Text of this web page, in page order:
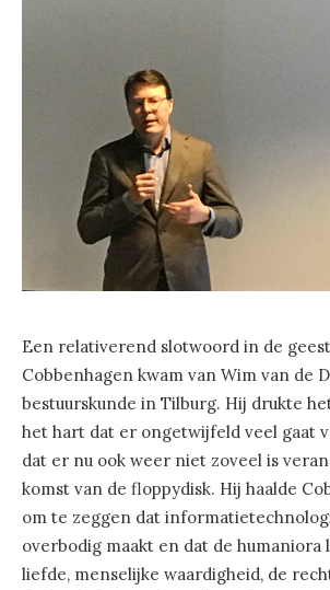
Een relativerend slotwoord in de
Cobbenhagen kwam van Wim van de
bestuurskunde in Tilburg. Hij drukte
het hart dat er ongetwijfeld veel gaat
dat er nu ook weer niet zoveel is
komst van de floppydisk. Hij haalde
om te zeggen dat
overbodig maakt en dat de humaniora
liefde, menselijke waardigheid, de